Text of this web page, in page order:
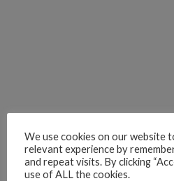
We use cookies on our website
relevant experience by
and repeat visits. By clicking
use of ALL the cookies.